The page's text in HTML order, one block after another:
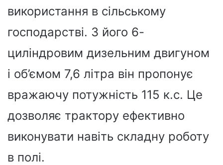
використання в сільському
господарстві. З його 6-
циліндровим дизельним двигуном
і об’ємом 7,6 літра він пропонує
вражаючу потужність 115 к.с. Це
дозволяє трактору ефективно
виконувати навіть складну роботу
в полі.